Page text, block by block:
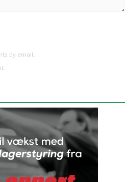
by email.